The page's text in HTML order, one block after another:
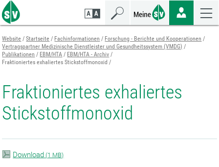
Zum
Seiteninhalt
springen
Zur
Navigation
springen
Zur
Mobilen
Navigation
springen
Website Startseite Fachinformationen
Forschung - Berichte und Kooperationen
Vertragspartner Medizinische Dienstleister und Gesundheitssystem (VMDG)
Publikationen
EBM/HTA
EBM/HTA - Archiv
Fraktioniertes exhaliertes Stickstoffmonoxid
Fraktioniertes exhaliertes
Stickstoffmonoxid
Download (1 MB)